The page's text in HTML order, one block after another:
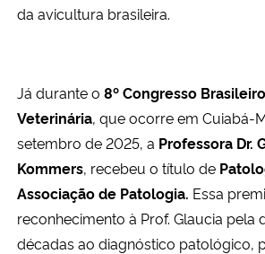
da avicultura brasileira.
Já durante o 8º Congresso
Veterinária, que ocorre em Cuiabá-
setembro de 2025, a Professora Dr.
Kommers, recebeu o título de
Associação de Patologia. Essa
reconhecimento à Prof. Glaucia pela
décadas ao diagnóstico patológico,